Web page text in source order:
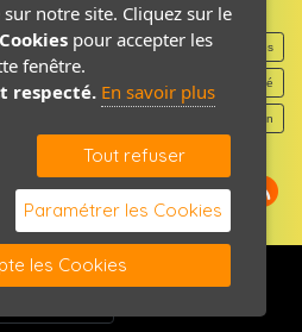
Mentions légales
Politique de confidentialité
Contact / Plan
notre site. Cliquez sur le
pour accepter les
fenêtre.
respecté. En savoir plus
Tout refuser
Paramétrer les Cookies
les Cookies